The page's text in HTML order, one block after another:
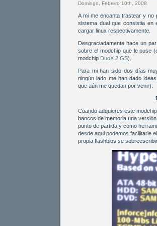
Domingo, Febrero 10th, 2008
A mi me encanta trastear y
sistema dual que consistia
cargar linux respectivamente.
Desgraciadamente hace un
sobre el modchip que le puse
modchip DuoX 2 GS).
Para mi han sido dos días
ningún lado me han dado
que aún me quedan por venir).
Cuando adquieres este
bancos de memoria una
punto de partida y como
desde aqui podemos facilitarle
propia flashbios se